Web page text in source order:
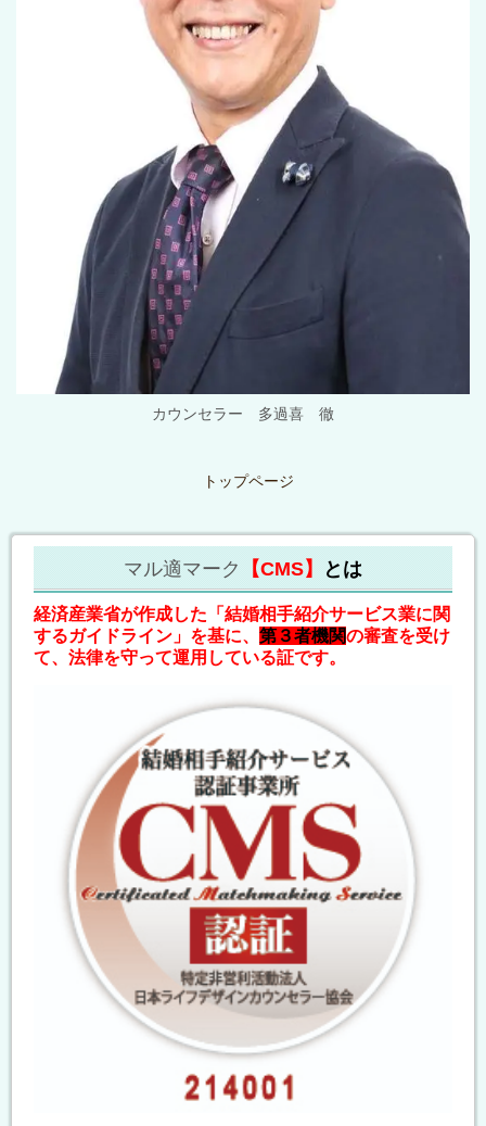
カウンセラー 多過喜 徹
トップページ
マル適マーク 【CMS】 とは
経済産業省が作成した「結婚相手紹介サービス業に関
するガイドライン」を基に、 第３者機関の審査を受け
て、法律を守って運用している証です。